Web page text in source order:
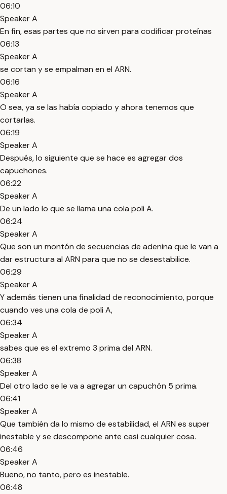
06:10
Speaker A
En fin, esas partes que no sirven para codificar proteínas
06:13
Speaker A
se cortan y se empalman en el ARN.
06:16
Speaker A
O sea, ya se las había copiado y ahora tenemos que
cortarlas.
06:19
Speaker A
Después, lo siguiente que se hace es agregar dos
capuchones.
06:22
Speaker A
De un lado lo que se llama una cola poli A.
06:24
Speaker A
Que son un montón de secuencias de adenina que le van a
dar estructura al ARN para que no se desestabilice.
06:29
Speaker A
Y además tienen una finalidad de reconocimiento, porque
cuando ves una cola de poli A,
06:34
Speaker A
sabes que es el extremo 3 prima del ARN.
06:38
Speaker A
Del otro lado se le va a agregar un capuchón 5 prima.
06:41
Speaker A
Que también da lo mismo de estabilidad, el ARN es super
inestable y se descompone ante casi cualquier cosa.
06:46
Speaker A
Bueno, no tanto, pero es inestable.
06:48